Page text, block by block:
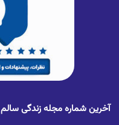
آخرین شماره مجله زندگی سالم